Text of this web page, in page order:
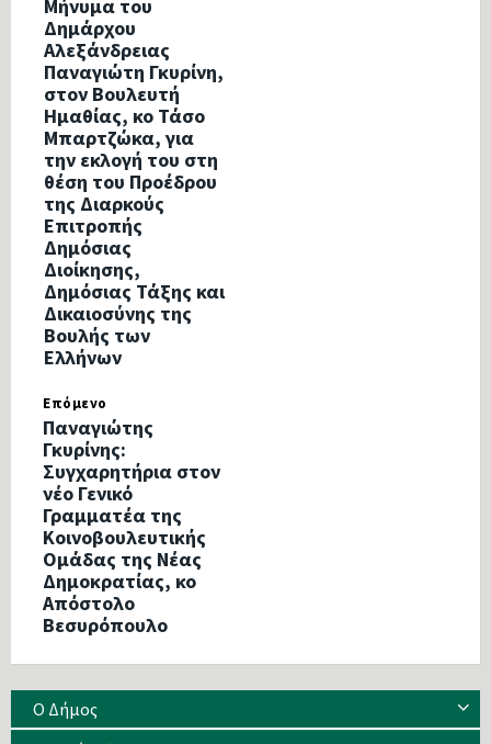
Μήνυμα του
Δημάρχου
Αλεξάνδρειας
Παναγιώτη Γκυρίνη,
στον Βουλευτή
Ημαθίας, κο Τάσο
Μπαρτζώκα, για
την εκλογή του στη
θέση του Προέδρου
της Διαρκούς
Επιτροπής
Δημόσιας
Διοίκησης,
Δημόσιας Τάξης και
Δικαιοσύνης της
Βουλής των
Ελλήνων
Επόμενο
Παναγιώτης
Γκυρίνης:
Συγχαρητήρια στον
νέο Γενικό
Γραμματέα της
Κοινοβουλευτικής
Ομάδας της Νέας
Δημοκρατίας, κο
Απόστολο
Βεσυρόπουλο
Ο Δήμος